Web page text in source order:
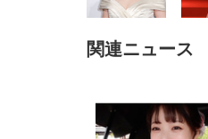
上げ式アームレスト コン
ト 約105度ロッキング
椅子 360度回転 座面昇降
￥5,699
UHD・USB Type-C・ホ
ト
￥105,595
捨て 無香料 ホワイト
￥3,373
関連ニュース